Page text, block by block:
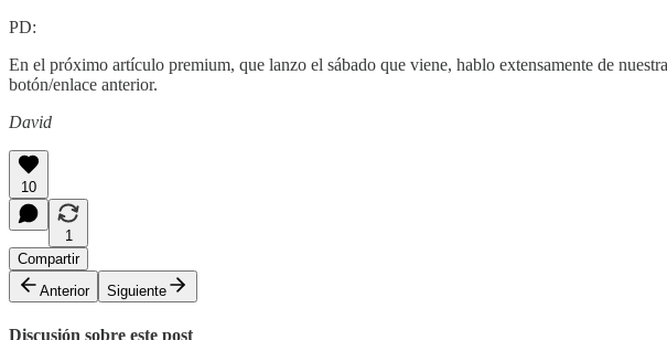
PD:
En el próximo artículo premium, que lanzo el sábado que viene, hablo extensamente de
botón/enlace anterior.
David
10
1
Compartir
Anterior
Siguiente
Discusión sobre este post